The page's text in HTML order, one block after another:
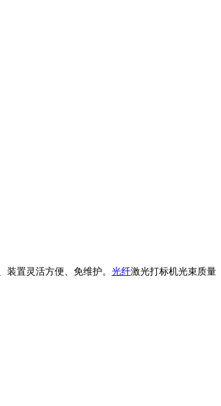
置灵活方便、免维护。 光纤激光打标机光束质量